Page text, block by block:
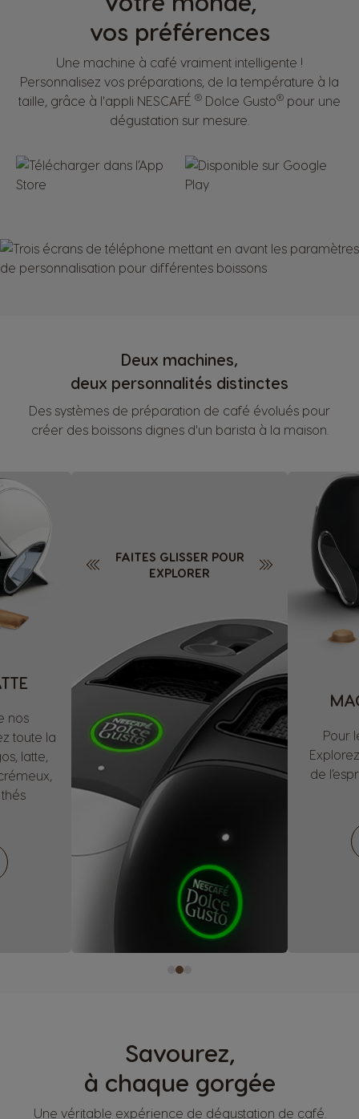
vos préférences
Une machine à café vraiment intelligente !
Personnalisez vos préparations, de la température à la
taille, grâce à l'appli NESCAFÉ ® Dolce Gusto® pour une
dégustation sur mesure.
Deux machines,
deux personnalités distinctes
Des systèmes de préparation de café évolués pour
créer des boissons dignes d'un barista à la maison.
nos
toute la
latte,
FAITES GLISSER POUR
EXPLORER
Pour
de
Savourez,
à chaque gorgée
Une véritable expérience de dégustation de café.